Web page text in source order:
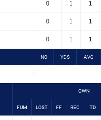
0 1 1
0 1 1
0 1 1
NO YDS AVG
-
OWN
FUM LOST FF REC TD